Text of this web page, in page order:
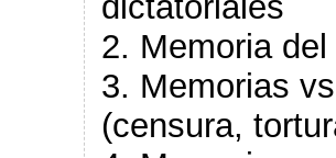
2. Memoria
3. Memorias
(censura,